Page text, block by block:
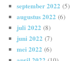
september 2022 (5)
augustus 2022 (6)
juli 2022 (8)
juni 2022 (7)
mei 2022 (6)